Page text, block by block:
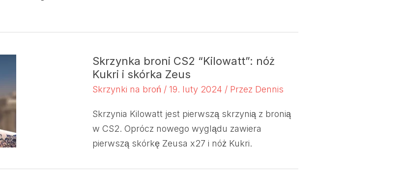
Skrzynka broni CS2 “Kilowatt”: nóż
Kukri i skórka Zeus
Skrzynki na broń / 19. luty 2024 / Przez Dennis
Skrzynia Kilowatt jest pierwszą skrzynią z bronią
w CS2. Oprócz nowego wyglądu zawiera
pierwszą skórkę Zeusa x27 i nóż Kukri.